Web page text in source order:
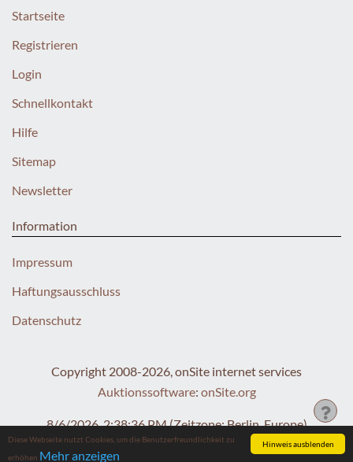
Hinweis ausblenden
Diese Webseite nutzt Cookies, um die Benutzerfreundlichkeit zu
erhöhen Mehr anzeigen
Startseite
Registrieren
Login
Schnellkontakt
Hilfe
Sitemap
Newsletter
Information
Impressum
Haftungsausschluss
Datenschutz
Copyright 2008-2026, onSite internet services
Auktionssoftware: onSite.org
8/6/2026, 2:38:36 PM(Zeitzone: Berlin, Europe)